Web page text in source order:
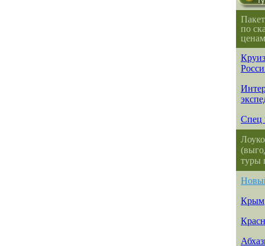
по
Спец
туры
Крым